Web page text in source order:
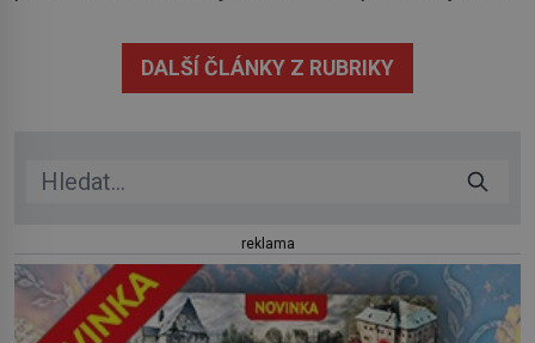
lidstvo pracovalo. Chrání strom před infekcí, hmyzem a
vysycháním. Dá se říct, že je to přírodní […]
DALŠÍ ČLÁNKY Z RUBRIKY
reklama